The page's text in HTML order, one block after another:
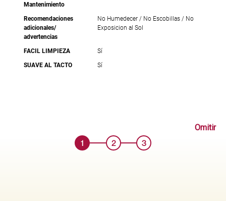
Mantenimiento
Recomendaciones
adicionales/
advertencias
No Humedecer / No Escobillas / No
Exposicion al Sol
FACIL LIMPIEZA
Sí
SUAVE AL TACTO
Sí